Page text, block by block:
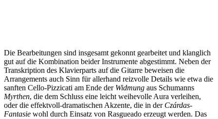
Die Bearbeitungen sind insgesamt gekonnt gearbeitet und klanglich
gut auf die Kombination beider Instrumente abgestimmt. Neben der
Transkription des Klavierparts auf die Gitarre beweisen die
Arrangements auch Sinn für allerhand reizvolle Details wie etwa die
sanften Cello-Pizzicati am Ende der Widmung aus Schumanns
Myrthen, die dem Schluss eine leicht weihevolle Aura verleihen,
oder die effektvoll-dramatischen Akzente, die in der Czárdas-
Fantasie wohl durch Einsatz von Rasgueado erzeugt werden. Das